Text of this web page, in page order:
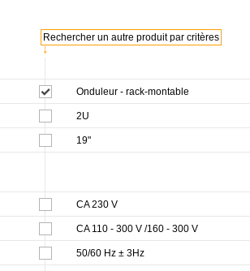
↓
Rechercher un autre produit par critères
Onduleur - rack-montable
2U
19"
CA 230 V
CA 110 - 300 V /160 - 300 V
50/60 Hz ± 3Hz